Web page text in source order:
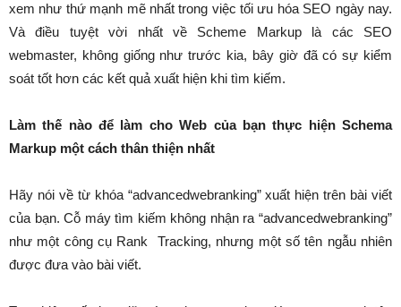
xem như thứ mạnh mẽ nhất trong việc tối ưu hóa SEO ngày nay.
Và điều tuyệt vời nhất về Scheme Markup là các SEO
webmaster, không giống như trước kia, bây giờ đã có sự kiểm
soát tốt hơn các kết quả xuất hiện khi tìm kiếm.
Làm thế nào để làm cho Web của bạn thực hiện Schema
Markup một cách thân thiện nhất
Hãy nói về từ khóa “advancedwebranking” xuất hiện trên bài viết
của bạn. Cỗ máy tìm kiếm không nhận ra “advancedwebranking”
như một công cụ Rank Tracking, nhưng một số tên ngẫu nhiên
được đưa vào bài viết.